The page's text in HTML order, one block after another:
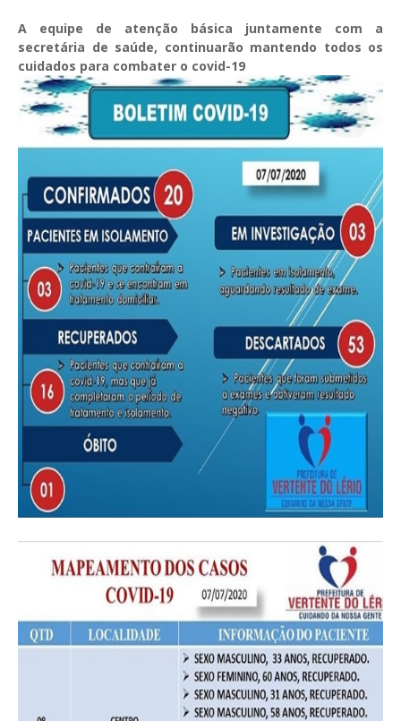
A equipe de atenção básica juntamente com a
secretária de saúde, continuarão mantendo todos os
cuidados para combater o covid-19